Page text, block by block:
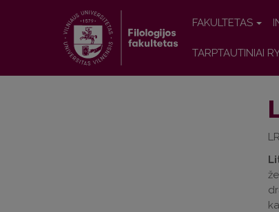
FAKULTETAS
TARPTAUTINIAI